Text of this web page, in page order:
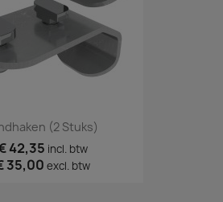
(2 Stuks)
42,35 incl. btw
35,00 excl. btw